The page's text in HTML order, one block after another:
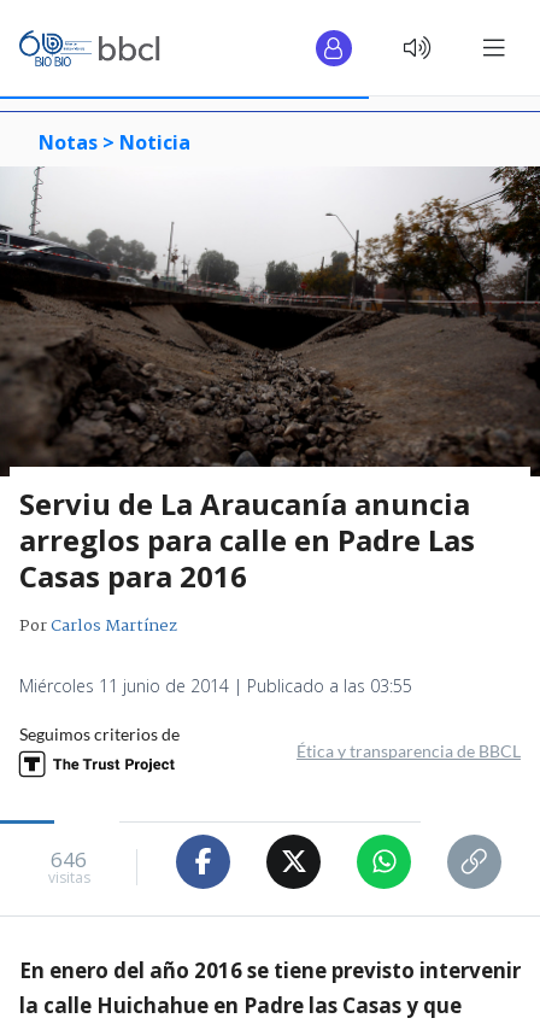
Notas > Noticia
Serviu de La Araucanía anuncia
arreglos para calle en Padre Las
Casas para 2016
PorCarlos Martínez
Miércoles 11 junio de 2014 | Publicado a las 03:55
Seguimos criterios de
Ética y transparencia de BBCL
646
visitas
En enero del año 2016 se tiene previsto intervenir
la calle Huichahue en Padre las Casas y que